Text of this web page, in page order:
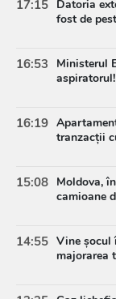
17:15 Datoria
fost de
16:53
Ministerul
16:19
tranzacții
15:08 Moldova,
camioane
14:55 Vine șocul
majorarea